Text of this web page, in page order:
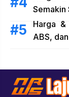
Harga
ABS,